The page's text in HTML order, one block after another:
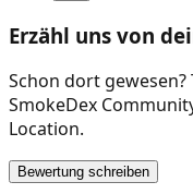
Erzähl uns von
Schon dort
SmokeDex
Location.
Bewertung schreiben